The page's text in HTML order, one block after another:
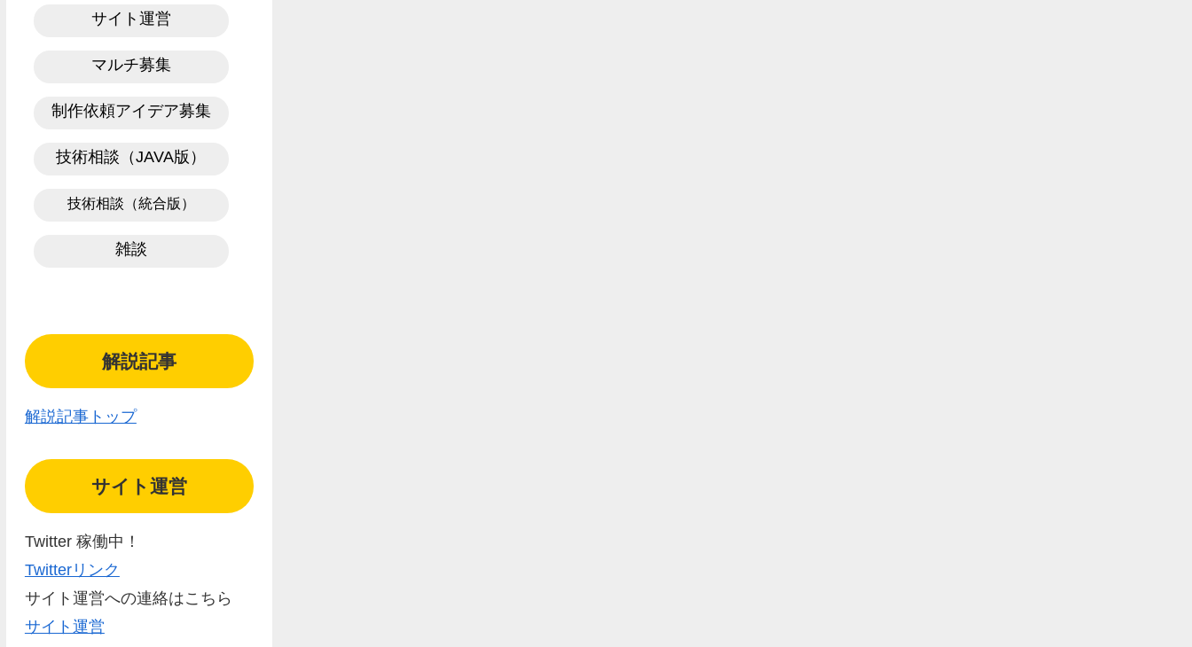
サイト運営
マルチ募集
制作依頼アイデア募集
技術相談（JAVA版）
技術相談（統合版）
雑談
解説記事
解説記事トップ
サイト運営
Twitter 稼働中！
Twitterリンク
サイト運営への連絡はこちら
サイト運営